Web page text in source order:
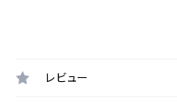
レビュー